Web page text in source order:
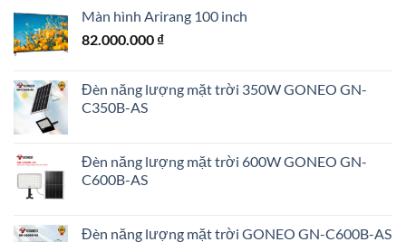
Màn hình Arirang 100 inch
82.000.000 ₫
Đèn năng lượng mặt trời 350W GONEO GN-
C350B-AS
Đèn năng lượng mặt trời 600W GONEO GN-
C600B-AS
Đèn năng lượng mặt trời GONEO GN-C600B-AS